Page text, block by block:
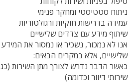
ניתוח סטטיסטי ומחקר פנימי
עמידה בדרישות חוקיות ורגולטוריות
שיתוף מידע עם צדדים שלישיים
אנו לא נמכור, נשכיר או נמסור את
שלישיים, אלא במקרים הבאים:
כאשר הדבר נדרש לצורך מתן השירות
שירותי דיוור וכדומה)